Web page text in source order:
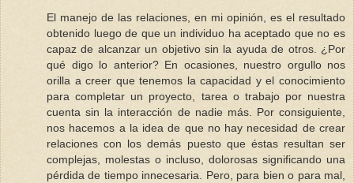
El manejo de las relaciones, en mi opinión, es el resultado
obtenido luego de que un individuo ha aceptado que no es
capaz de alcanzar un objetivo sin la ayuda de otros. ¿Por
qué digo lo anterior? En ocasiones, nuestro orgullo nos
orilla a creer que tenemos la capacidad y el conocimiento
para completar un proyecto, tarea o trabajo por nuestra
cuenta sin la interacción de nadie más. Por consiguiente,
nos hacemos a la idea de que no hay necesidad de crear
relaciones con los demás puesto que éstas resultan ser
complejas, molestas o incluso, dolorosas significando una
pérdida de tiempo innecesaria. Pero, para bien o para mal,